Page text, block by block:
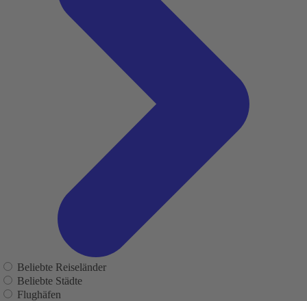
Beliebte Reiseländer
Beliebte Städte
Flughäfen